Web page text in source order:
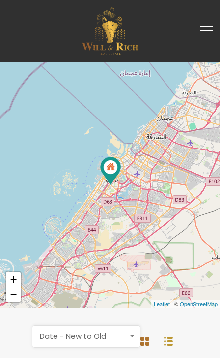
+
−
Leaflet| ©OpenStreetMap
Date - New to Old